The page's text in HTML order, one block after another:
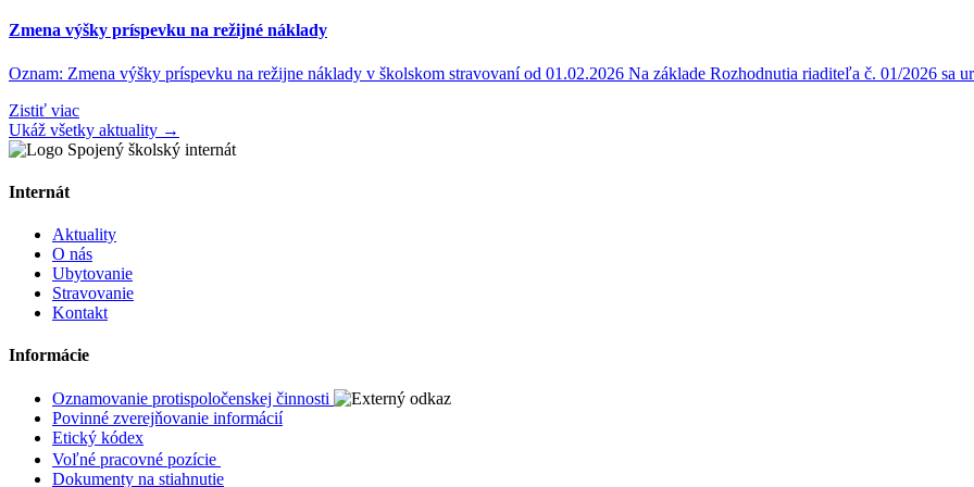
Zmena výšky príspevku na režijné náklady
Oznam: Zmena výšky príspevku na režijne náklady v školskom stravovaní od 01.02.2026 Na základe Rozhodnutia riaditeľa č. 01/2026 sa
Zistiť viac
Ukáž všetky aktuality →
Internát
Aktuality
O nás
Ubytovanie
Stravovanie
Kontakt
Informácie
Oznamovanie protispoločenskej činnosti
Povinné zverejňovanie informácií
Etický kódex
Voľné pracovné pozície
Dokumenty na stiahnutie